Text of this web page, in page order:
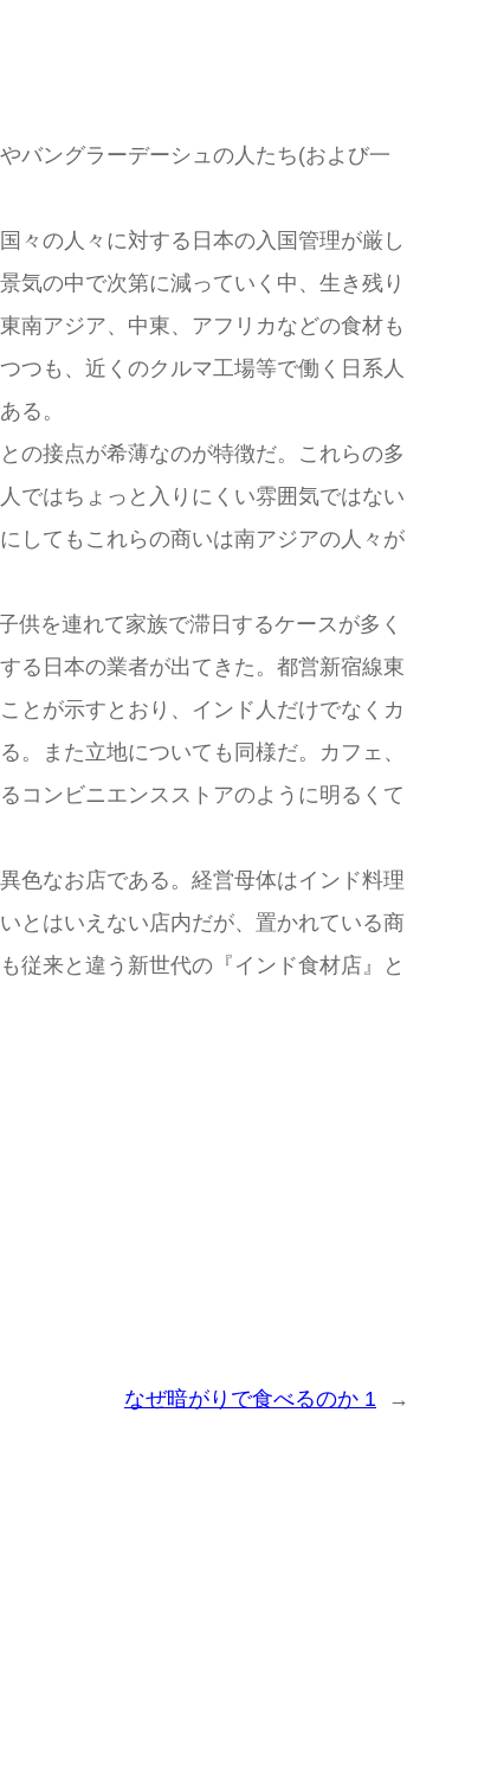
バングラーデーシュの人たち(および一
々の人々に対する日本の入国管理が厳し
気の中で次第に減っていく中、生き残り
南アジア、中東、アフリカなどの食材も
つも、近くのクルマ工場等で働く日系人
る。
の接点が希薄なのが特徴だ。これらの多
ではちょっと入りにくい雰囲気ではない
してもこれらの商いは南アジアの人々が
供を連れて家族で滞日するケースが多く
る日本の業者が出てきた。都営新宿線東
とが示すとおり、インド人だけでなくカ
。また立地についても同様だ。カフェ、
コンビニエンスストアのように明るくて
色なお店である。経営母体はインド料理
とはいえない店内だが、置かれている商
従来と違う新世代の『インド食材店』と
なぜ暗がりで食べるのか 1 →